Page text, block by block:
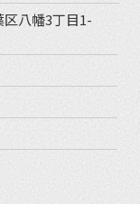
八幡3丁目1-